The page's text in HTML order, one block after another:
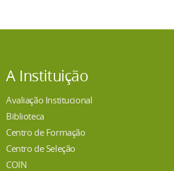
A Instituição
Avaliação Institucional
Biblioteca
Centro de Formação
Centro de Seleção
COIN